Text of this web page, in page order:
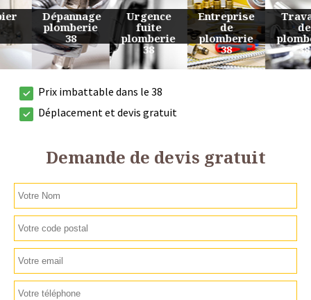
Urgence
fuite
plomberie
38
Entreprise
de
plomberie
38
Travaux
de
plomberie
38
Devis
plomberie
38
Prix imbattable dans le 38
Déplacement et devis gratuit
Demande de devis gratuit